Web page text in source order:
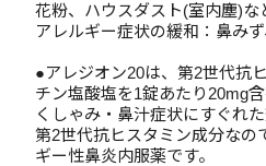
花粉、ハウスダスト(室内塵)な
アレルギー症状の緩和：鼻み
●アレジオン20は、第2世代抗
チン塩酸塩を1錠あたり20mg含
くしゃみ・鼻汁症状にすぐれ
第2世代抗ヒスタミン成分なの
ギー性鼻炎内服薬です。